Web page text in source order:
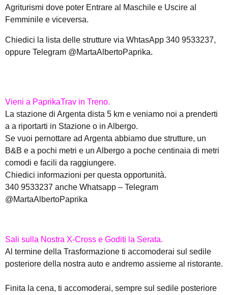
Agriturismi dove poter Entrare al Maschile e Uscire al
Femminile e viceversa.
Chiedici la lista delle strutture via WhtasApp 340 9533237,
oppure Telegram @MartaAlbertoPaprika.
Vieni a PaprikaTrav in Treno.
La stazione di Argenta dista 5 km e veniamo noi a prenderti
a a riportarti in Stazione o in Albergo.
Se vuoi pernottare ad Argenta abbiamo due strutture, un
B&B e a pochi metri e un Albergo a poche centinaia di metri
comodi e facili da raggiungere.
Chiedici informazioni per questa opportunità.
340 9533237 anche Whatsapp – Telegram
@MartaAlbertoPaprika
Sali sulla Nostra X-Cross e Goditi la Serata.
Al termine della Trasformazione ti accomoderai sul sedile
posteriore della nostra auto e andremo assieme al ristorante.
Finita la cena, ti accomoderai, sempre sul sedile posteriore